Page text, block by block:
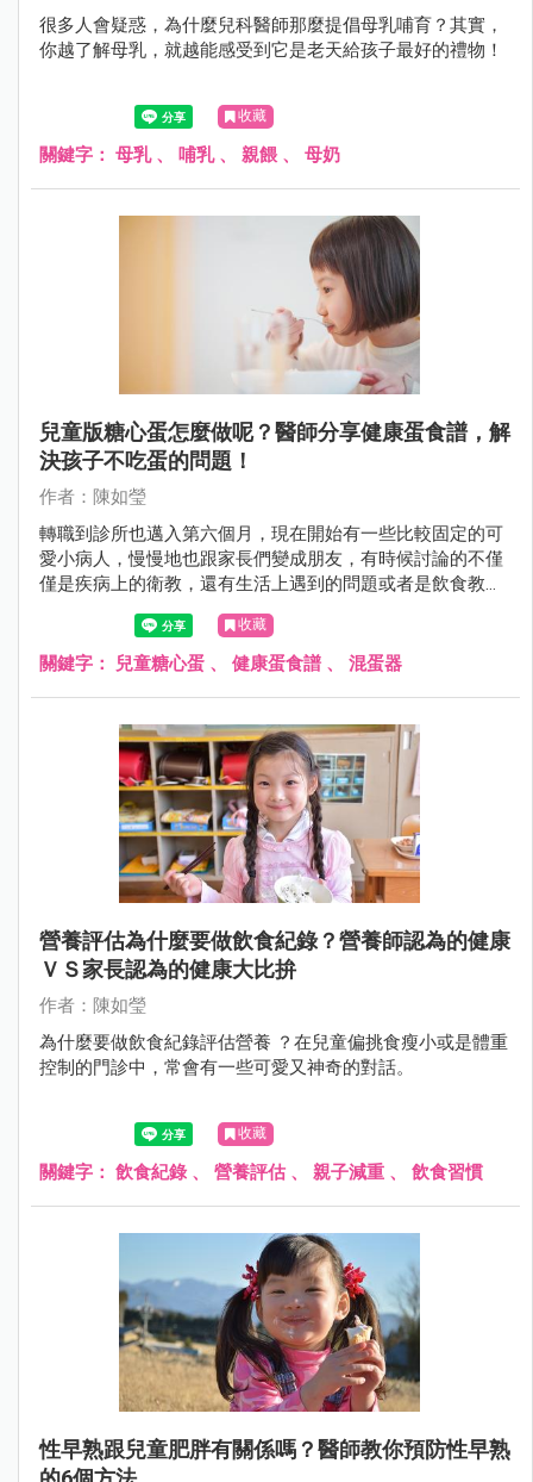
很多人會疑惑，為什麼兒科醫師那麼提倡母乳哺育？其實，
你越了解母乳，就越能感受到它是老天給孩子最好的禮物！
收藏
關鍵字： 母乳、 哺乳、 親餵 、 母奶
兒童版糖心蛋怎麼做呢？醫師分享健康蛋食譜，解
決孩子不吃蛋的問題！
作者：陳如瑩
轉職到診所也邁入第六個月，現在開始有一些比較固定的可
愛小病人，慢慢地也跟家長們變成朋友，有時候討論的不僅
僅是疾病上的衛教，還有生活上遇到的問題或者是飲食教
收藏
關鍵字： 兒童糖心蛋 、 健康蛋食譜 、 混蛋器
營養評估為什麼要做飲食紀錄？營養師認為的健康
ＶＳ家長認為的健康大比拚
作者：陳如瑩
為什麼要做飲食紀錄評估營養 ？在兒童偏挑食瘦小或是體重
控制的門診中，常會有一些可愛又神奇的對話。
收藏
關鍵字： 飲食紀錄、 營養評估 、 親子減重 、 飲食習慣
性早熟跟兒童肥胖有關係嗎？醫師教你預防性早熟